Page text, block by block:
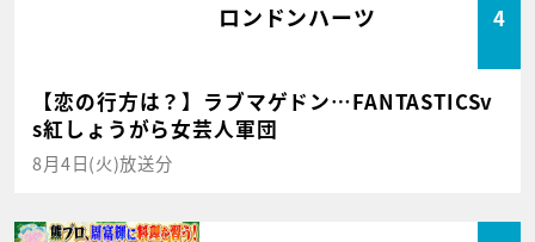
ロンドンハーツ 4
【恋の行方は？】ラブマゲドン…FANTASTICSv
s紅しょうがら女芸人軍団
8月4日(火)放送分